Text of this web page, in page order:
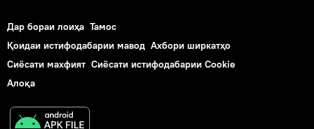
Дар бораи лоиҳа Тамос
Қоидаи истифодабарии мавод Ахбори ширкатҳо
Сиёсати махфият Сиёсати истифодабарии Cookie
Алоқа